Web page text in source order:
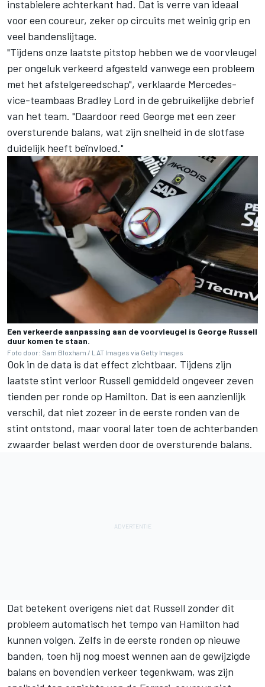
instabielere achterkant had. Dat is verre van ideaal
voor een coureur, zeker op circuits met weinig grip en
veel bandenslijtage.
"Tijdens onze laatste pitstop hebben we de voorvleugel
per ongeluk verkeerd afgesteld vanwege een probleem
met het afstelgereedschap", verklaarde Mercedes-
vice-teambaas Bradley Lord in de gebruikelijke debrief
van het team. "Daardoor reed George met een zeer
oversturende balans, wat zijn snelheid in de slotfase
duidelijk heeft beïnvloed."
Een verkeerde aanpassing aan de voorvleugel is George Russell
duur komen te staan.
Foto door: Sam Bloxham / LAT Images via Getty Images
Ook in de data is dat effect zichtbaar. Tijdens zijn
laatste stint verloor Russell gemiddeld ongeveer zeven
tienden per ronde op Hamilton. Dat is een aanzienlijk
verschil, dat niet zozeer in de eerste ronden van de
stint ontstond, maar vooral later toen de achterbanden
zwaarder belast werden door de oversturende balans.
Dat betekent overigens niet dat Russell zonder dit
probleem automatisch het tempo van Hamilton had
kunnen volgen. Zelfs in de eerste ronden op nieuwe
banden, toen hij nog moest wennen aan de gewijzigde
balans en bovendien verkeer tegenkwam, was zijn